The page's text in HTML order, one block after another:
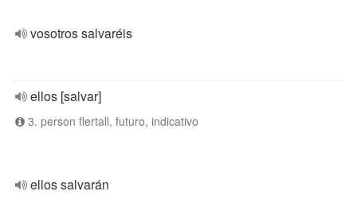
vosotros salvaréis
ellos [salvar]
3. person flertall, futuro, indicativo
ellos salvarán